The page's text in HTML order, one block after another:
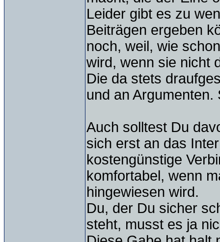
Leider gibt es zu
Beiträgen ergeben
noch, weil, wie
wird, wenn sie nicht
Die da stets
und an
Auch solltest Du
sich erst an das
kostengünstige
komfortabel, wenn
hingewiesen wird.
Du, der Du sicher
steht, musst es ja